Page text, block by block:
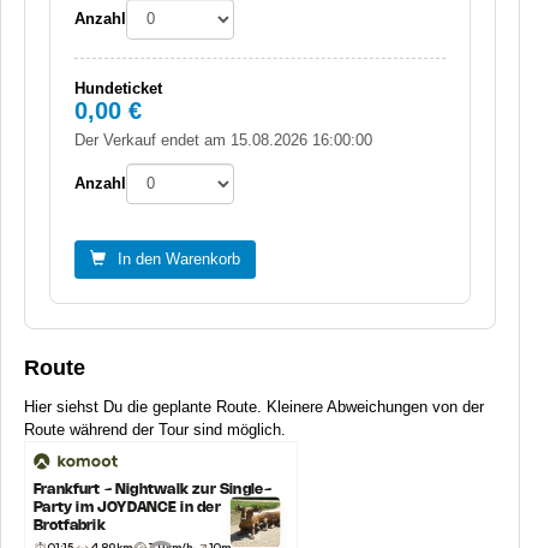
Anzahl
Hundeticket
0,00 €
Der Verkauf endet am 15.08.2026 16:00:00
Anzahl
In den Warenkorb
Route
Hier siehst Du die geplante Route. Kleinere Abweichungen von der
Route während der Tour sind möglich.